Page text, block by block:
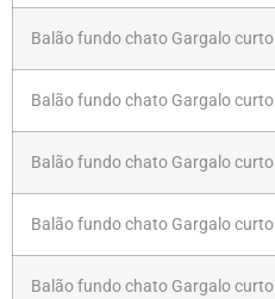
Balão fundo chato Gargalo
Balão fundo chato Gargalo
Balão fundo chato Gargalo
Balão fundo chato Gargalo
Balão fundo chato Gargalo